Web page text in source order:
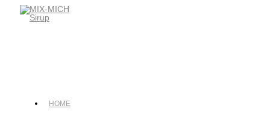
Zum
Inhalt
HOME